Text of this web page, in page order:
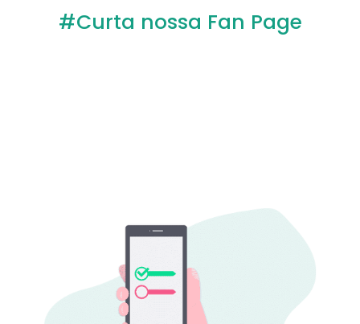
#Curta nossa Fan Page